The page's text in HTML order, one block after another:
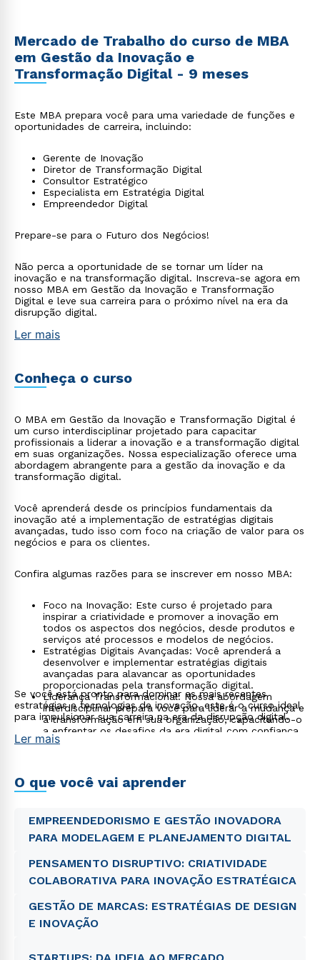
Mercado de Trabalho do curso de MBA
em Gestão da Inovação e
Transformação Digital - 9 meses
Este MBA prepara você para uma variedade de funções e
oportunidades de carreira, incluindo:
Gerente de Inovação
Diretor de Transformação Digital
Consultor Estratégico
Especialista em Estratégia Digital
Empreendedor Digital
Prepare-se para o Futuro dos Negócios!
Não perca a oportunidade de se tornar um líder na
inovação e na transformação digital. Inscreva-se agora em
nosso MBA em Gestão da Inovação e Transformação
Digital e leve sua carreira para o próximo nível na era da
disrupção digital.
Ler mais
Conheça o curso
O MBA em Gestão da Inovação e Transformação Digital é
um curso interdisciplinar projetado para capacitar
profissionais a liderar a inovação e a transformação digital
em suas organizações. Nossa especialização oferece uma
abordagem abrangente para a gestão da inovação e da
transformação digital.
Você aprenderá desde os princípios fundamentais da
inovação até a implementação de estratégias digitais
avançadas, tudo isso com foco na criação de valor para os
negócios e para os clientes.
Confira algumas razões para se inscrever em nosso MBA:
Foco na Inovação: Este curso é projetado para
inspirar a criatividade e promover a inovação em
todos os aspectos dos negócios, desde produtos e
serviços até processos e modelos de negócios.
Estratégias Digitais Avançadas: Você aprenderá a
desenvolver e implementar estratégias digitais
avançadas para alavancar as oportunidades
proporcionadas pela transformação digital.
Liderança Transformacional: Nossa abordagem
interdisciplinar prepara você para liderar a mudança e
a transformação em sua organização, capacitando-o
a enfrentar os desafios da era digital com confiança
e visão.
especialistas da área, construindo relacionamentos
valiosos e colaborações potenciais.
Se você está pronto para dominar as mais recentes
estratégias e tecnologias de inovação, este é o curso ideal
para impulsionar sua carreira na era da disrupção digital.
Ler mais
O que você vai aprender
EMPREENDEDORISMO E GESTÃO INOVADORA
PARA MODELAGEM E PLANEJAMENTO DIGITAL
PENSAMENTO DISRUPTIVO: CRIATIVIDADE
COLABORATIVA PARA INOVAÇÃO ESTRATÉGICA
GESTÃO DE MARCAS: ESTRATÉGIAS DE DESIGN
E INOVAÇÃO